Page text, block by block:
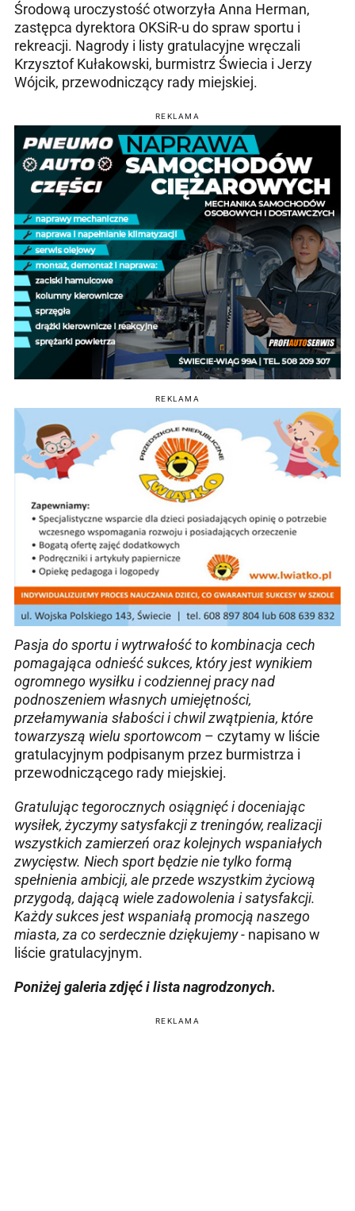
Środową uroczystość otworzyła Anna Herman,
zastępca dyrektora OKSiR-u do spraw sportu i
rekreacji. Nagrody i listy gratulacyjne wręczali
Krzysztof Kułakowski, burmistrz Świecia i Jerzy
Wójcik, przewodniczący rady miejskiej.
REKLAMA
REKLAMA
Pasja do sportu i wytrwałość to kombinacja cech
pomagająca odnieść sukces, który jest wynikiem
ogromnego wysiłku i codziennej pracy nad
podnoszeniem własnych umiejętności,
przełamywania słabości i chwil zwątpienia, które
towarzyszą wielu sportowcom – czytamy w liście
gratulacyjnym podpisanym przez burmistrza i
przewodniczącego rady miejskiej.
Gratulując tegorocznych osiągnięć i doceniając
wysiłek, życzymy satysfakcji z treningów, realizacji
wszystkich zamierzeń oraz kolejnych wspaniałych
zwycięstw. Niech sport będzie nie tylko formą
spełnienia ambicji, ale przede wszystkim życiową
przygodą, dającą wiele zadowolenia i satysfakcji.
Każdy sukces jest wspaniałą promocją naszego
miasta, za co serdecznie dziękujemy - napisano w
liście gratulacyjnym.
Poniżej galeria zdjęć i lista nagrodzonych.
REKLAMA